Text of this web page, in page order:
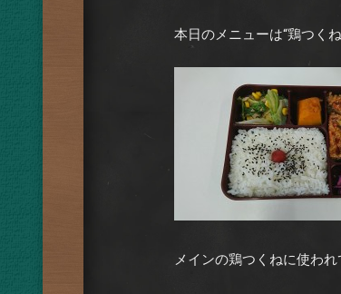
本日のメニューは“鶏つく
メインの鶏つくねに使われ